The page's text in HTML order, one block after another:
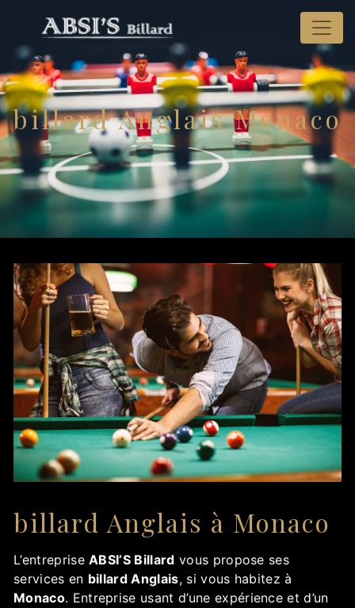
billard Anglais Monaco
billard Anglais à Monaco
L’entrepriseABSI’S Billard vous propose ses
services en billard Anglais, si vous habitez à
Monaco. Entreprise usant d’une expérience et d’un